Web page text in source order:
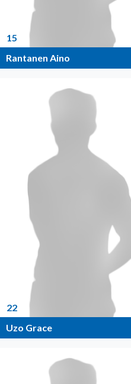
15
Rantanen Aino
22
Uzo Grace